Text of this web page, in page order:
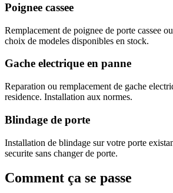
Poignee cassee
Remplacement de poignee de porte cassee
choix de modeles disponibles en stock.
Gache electrique en panne
Reparation ou remplacement de gache
residence. Installation aux normes.
Blindage de porte
Installation de blindage sur votre porte
securite sans changer de porte.
Comment ça se passe